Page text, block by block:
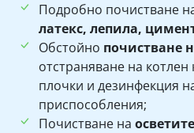
Подробно почистване
латекс, лепила,
Обстойно почистване
отстраняване на
плочки и дезинфекция
приспособления;
Почистване на